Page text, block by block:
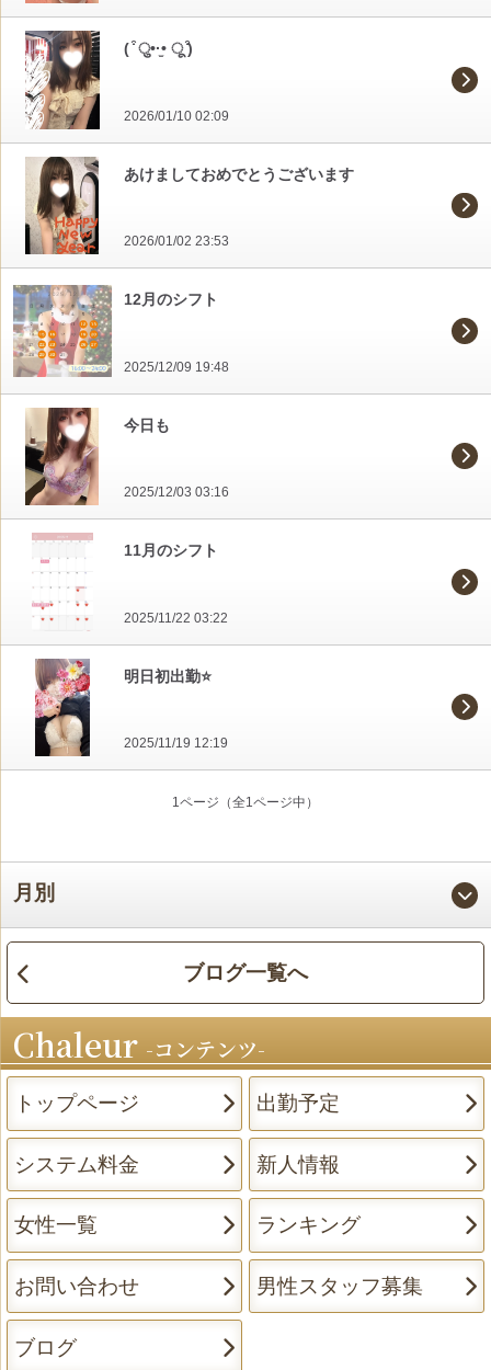
( ͒ ु•·̫• ू ͒)
2026/01/10 02:09
あけましておめでとうございます
2026/01/02 23:53
12月のシフト
2025/12/09 19:48
今日も
2025/12/03 03:16
11月のシフト
2025/11/22 03:22
明日初出勤⭐️
2025/11/19 12:19
1ページ（全1ページ中）
月別
ブログ一覧へ
Chaleur コンテンツ
トップページ 出勤予定
システム料金 新人情報
女性一覧 ランキング
お問い合わせ 男性スタッフ募集
ブログ